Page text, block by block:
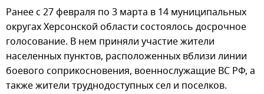
Ранее с 27 февраля по 3 марта в 14 муниципальных
округах Херсонской области состоялось досрочное
голосование. В нем приняли участие жители
населенных пунктов, расположенных вблизи линии
боевого соприкосновения, военнослужащие ВС РФ, а
также жители труднодоступных сел и поселков.